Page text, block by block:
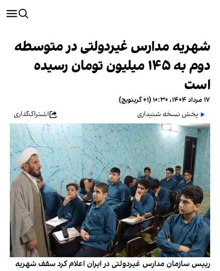
شهریه مدارس غیردولتی در متوسطه
دوم به ۱۴۵ میلیون تومان رسیده
است
۱۷ مرداد ۱۴۰۴، ۱۰:۳۰ (‎+۱ گرینویچ)
پخش نسخه شنیداری
اشتراک‌گذاری
رییس سازمان مدارس غیردولتی در ایران اعلام کرد سقف شهریه